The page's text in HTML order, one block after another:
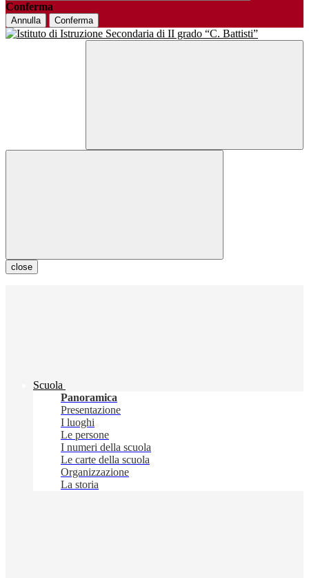
Conferma
Annulla Conferma
close
Scuola
Panoramica
Presentazione
I luoghi
Le persone
I numeri della scuola
Le carte della scuola
Organizzazione
La storia